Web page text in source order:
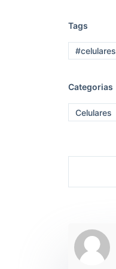
Tags
#celulares
Categorias
Celulares